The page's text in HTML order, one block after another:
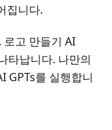
집니다.
로고 만들기 AI
타납니다. 나만의
GPTs를 실행합니